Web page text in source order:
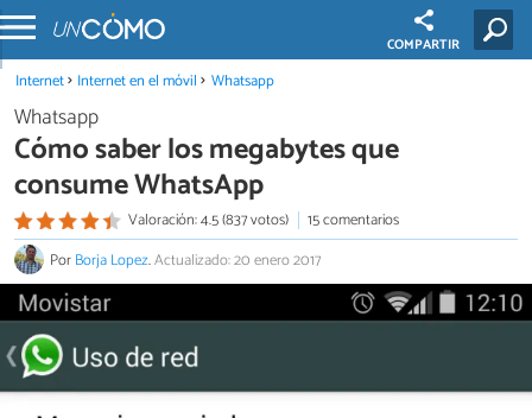
COMPARTIR
Internet Internet en el móvil Whatsapp
Whatsapp
Cómo saber los megabytes que
consume WhatsApp
Valoración: 4.5 (837 votos)
15 comentarios
PorBorja Lopez.Actualizado: 20 enero 2017